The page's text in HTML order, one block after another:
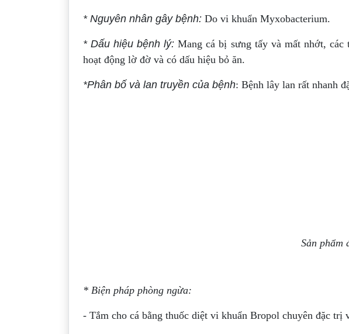
* Nguyên nhân gây bệnh: Do vi khuẩn Myxobacterium.
* Dấu hiệu bệnh lý: Mang cá bị sưng tấy và mất nhớt,
hoạt động lờ đờ và có dấu hiệu bỏ ăn.
*Phân bố và lan truyền của bệnh: Bệnh lây lan rất nhanh
Sản phẩm
* Biện pháp phòng ngừa:
- Tắm cho cá bằng thuốc diệt vi khuẩn Bropol chuyên đặc trị